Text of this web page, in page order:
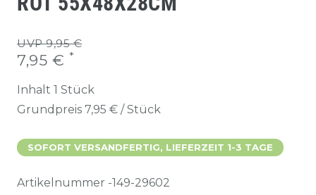
UVP 9,95 €
7,95 € *
Inhalt 1 Stück
Grundpreis 7,95 € / Stück
SOFORT VERSANDFERTIG, LIEFERZEIT 1-3 TAGE
Artikelnummer -149-29602